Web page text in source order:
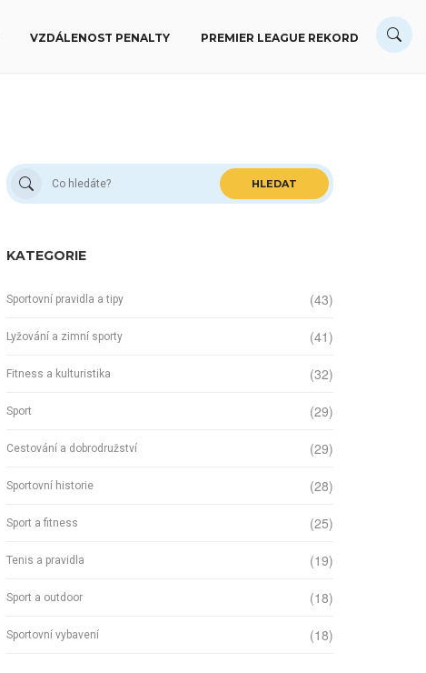
VZDÁLENOST PENALTY PREMIER LEAGUE REKORD
HLEDAT
KATEGORIE
Sportovní pravidla a tipy (43)
Lyžování a zimní sporty (41)
Fitness a kulturistika (32)
Sport (29)
Cestování a dobrodružství (29)
Sportovní historie (28)
Sport a fitness (25)
Tenis a pravidla (19)
Sport a outdoor (18)
Sportovní vybavení (18)